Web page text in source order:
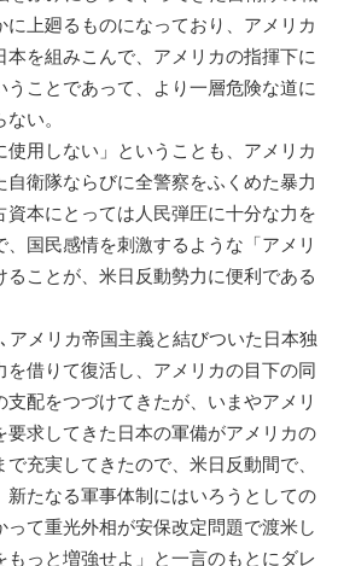
に上廻るものになっており、アメリカ
を組みこんで、アメリカの指揮下に
ことであって、より一層危険な道に
い。
用しない」ということも、アメリカ
衛隊ならびに全警察をふくめた暴力
資本にとっては人民弾圧に十分な力を
、国民感情を刺激するような「アメリ
ることが、米日反動勢力に便利である
メリカ帝国主義と結びついた日本独
借りて復活し、アメリカの目下の同
配をつづけてきたが、いまやアメリ
要求してきた日本の軍備がアメリカの
充実してきたので、米日反動間で、
新たなる軍事体制にはいろうとしての
て重光外相が安保改定問題で渡米し
もっと増強せよ」と一言のもとにダレ